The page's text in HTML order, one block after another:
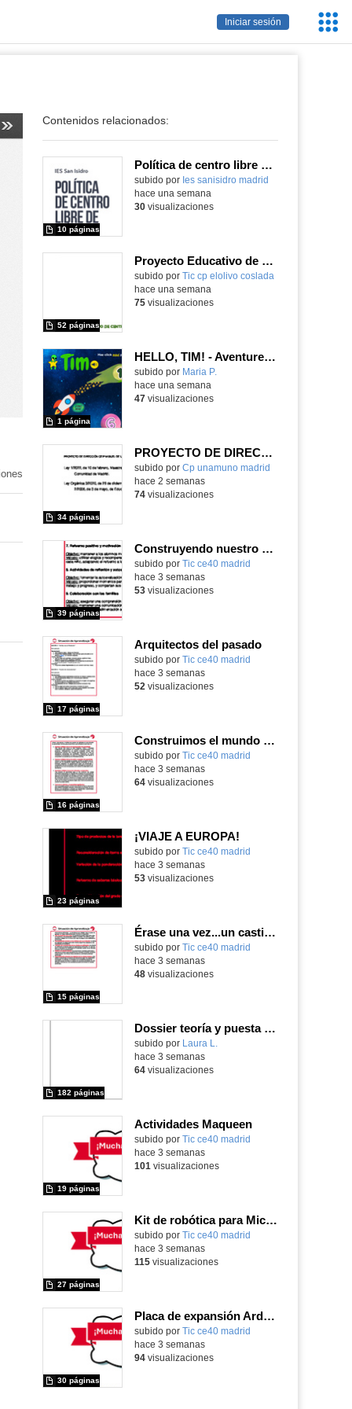
Iniciar sesión
Contenidos relacionados:
Política de centro libre de móviles
subido por Ies sanisidro madrid
10 páginas
hace una semana
30visualizaciones
Proyecto Educativo de Centro actualizado 2026
subido por Tic cp elolivo coslada
52 páginas
hace una semana
75visualizaciones
HELLO, TIM! - Aventureros digitales
Contenido educativo.
subido por Maria P.
1 página
hace una semana
47visualizaciones
PROYECTO DE DIRECCIÓN
Contenido educativo.
subido por Cp unamuno madrid
34 páginas
hace 2 semanas
74visualizaciones
Construyendo nuestro parque de atracciones
subido por Tic ce40 madrid
39 páginas
hace 3 semanas
53visualizaciones
Arquitectos del pasado
subido por Tic ce40 madrid
17 páginas
hace 3 semanas
52 visualizaciones
Construimos el mundo con LEGO
subido por Tic ce40 madrid
16 páginas
hace 3 semanas
64visualizaciones
¡VIAJE A EUROPA!
subido por Tic ce40 madrid
23 páginas
hace 3 semanas
53visualizaciones
Érase una vez...un castillo medieval
subido por Tic ce40 madrid
15 páginas
hace 3 semanas
48visualizaciones
Dossier teoría y puesta en práctica Äprendizaje Basado en Juegos en Educación Infantil y Primaria
Contenido educativo.
subido por Laura L.
182 páginas
hace 3 semanas
64visualizaciones
Actividades Maqueen
Contenido educativo.
subido por Tic ce40 madrid
19 páginas
hace 3 semanas
101 visualizaciones
Kit de robótica para Micro:Bit
Contenido educativo.
subido por Tic ce40 madrid
27 páginas
hace 3 semanas
115visualizaciones
Placa de expansión Arduino
Contenido educativo.
subido por Tic ce40 madrid
30 páginas
hace 3 semanas
94visualizaciones